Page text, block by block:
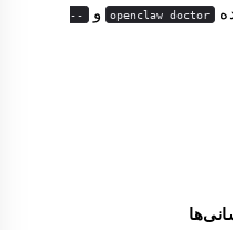
openclaw doctor و --